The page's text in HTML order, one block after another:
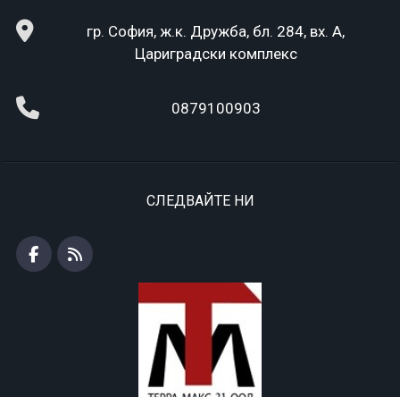
гр. София, ж.к. Дружба, бл. 284, вх. А,
Цариградски комплекс
0879100903
СЛЕДВАЙТЕ НИ